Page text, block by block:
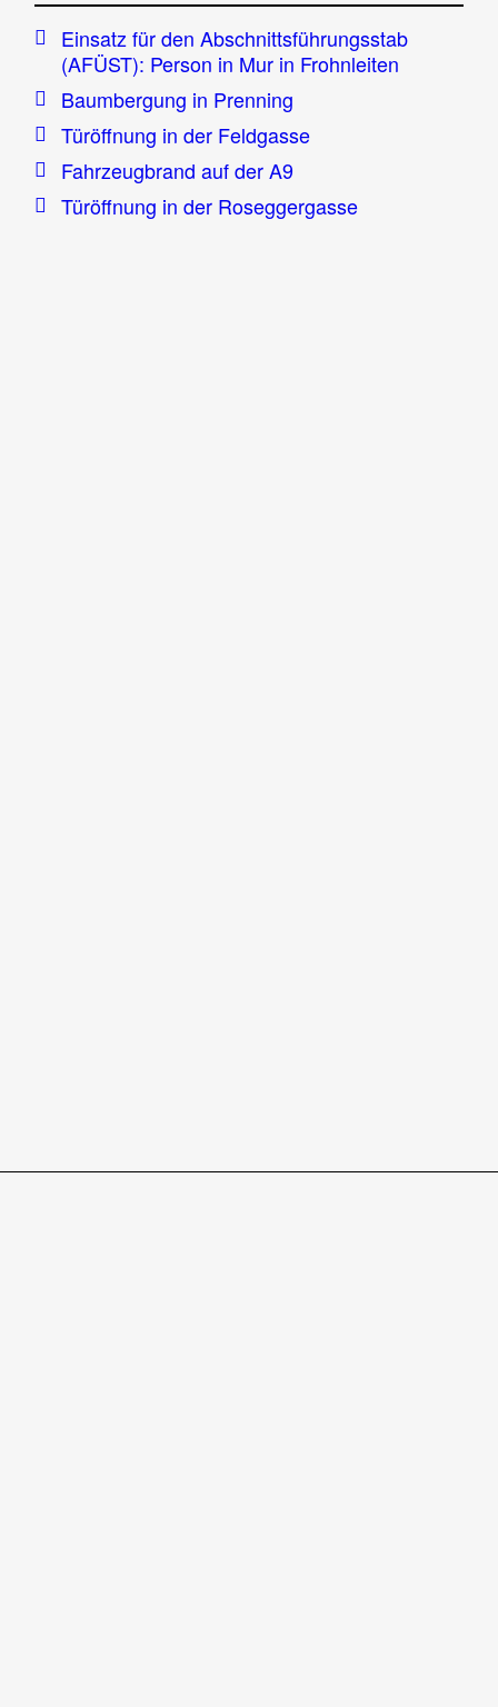
Einsatz für den Abschnittsführungsstab
(AFÜST): Person in Mur in Frohnleiten
Baumbergung in Prenning
Türöffnung in der Feldgasse
Fahrzeugbrand auf der A9
Türöffnung in der Roseggergasse